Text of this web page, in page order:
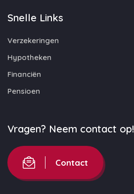
Snelle Links
Verzekeringen
Hypotheken
Financiën
Pensioen
Vragen? Neem contact op!
Contact